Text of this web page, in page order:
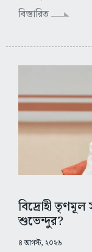
বিস্তারিত
বিদ্রোহী
শুভেন্দুর?
৪ আগস্ট, ২০২৬